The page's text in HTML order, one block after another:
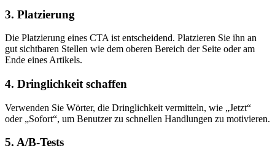
3. Platzierung
Die Platzierung eines CTA ist entscheidend. Platzieren Sie ihn an
gut sichtbaren Stellen wie dem oberen Bereich der Seite oder am
Ende eines Artikels.
4. Dringlichkeit schaffen
Verwenden Sie Wörter, die Dringlichkeit vermitteln, wie „Jetzt“
oder „Sofort“, um Benutzer zu schnellen Handlungen zu motivieren.
5. A/B-Tests